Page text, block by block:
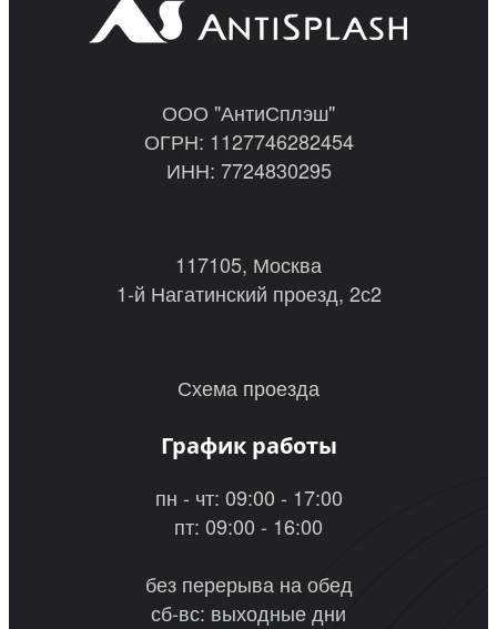
ООО "АнтиСплэш"
ОГРН: 1127746282454
ИНН: 7724830295
117105, Москва
1-й Нагатинский проезд, 2с2
Схема проезда
График работы
пн - чт: 09:00 - 17:00
пт: 09:00 - 16:00
без перерыва на обед
сб-вс: выходные дни